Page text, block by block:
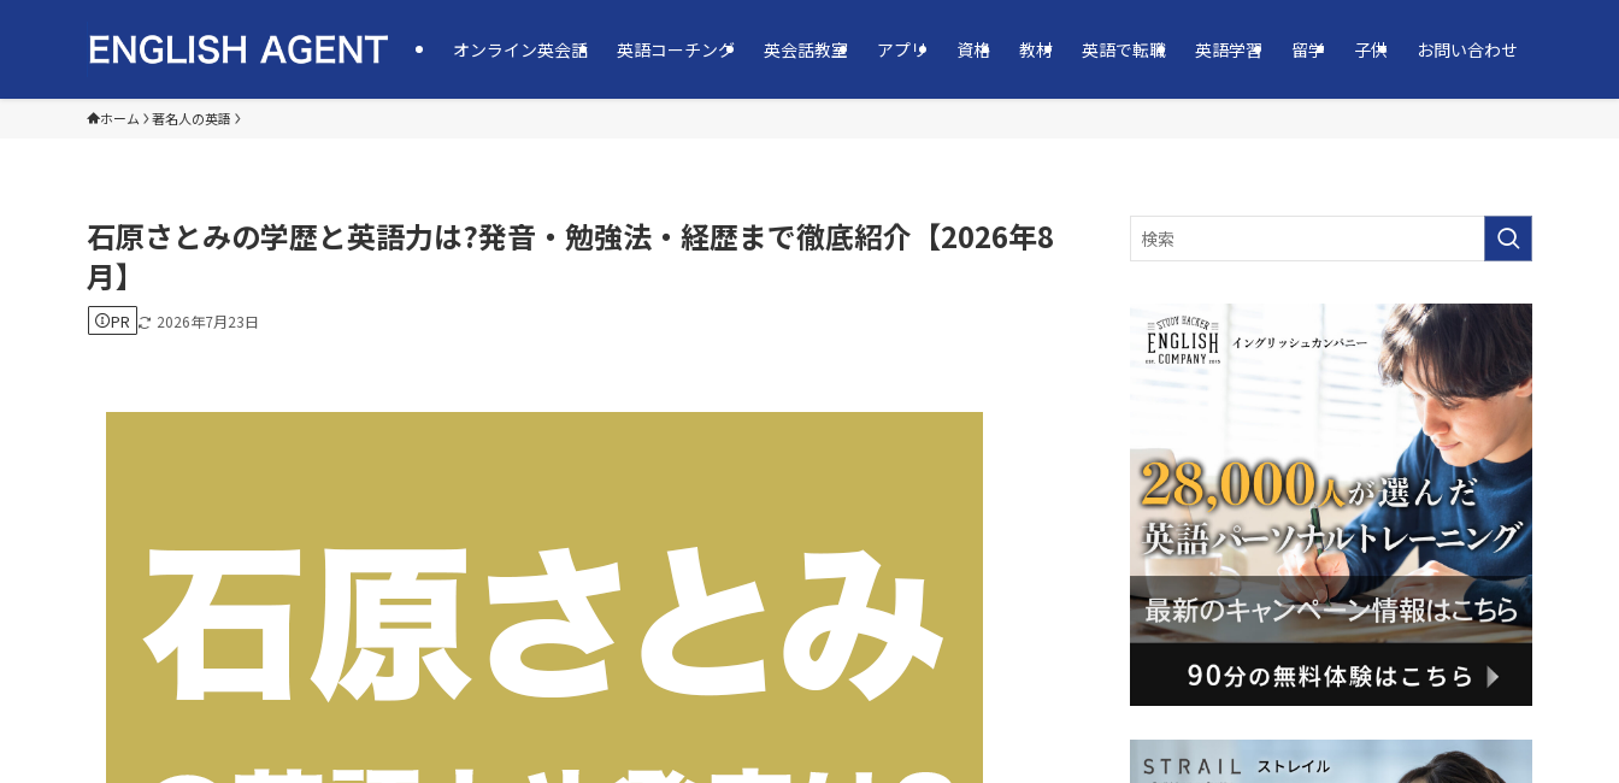
オンライン英会話 英語コーチング 英会話教室 アプリ 資格 教材 英語で転職 英語学習 留学 子供 お問い合わせ
ホーム 著名人の英語
石原さとみの学歴と英語力は?発音・勉強法・経歴まで徹底紹介【2026年8
月】
PR 2026年7月23日